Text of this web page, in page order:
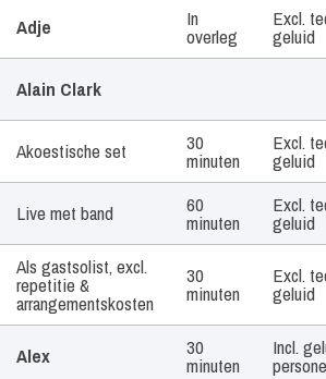
Boekingsvorm
Tijdsduur Geluid
Adje In
overleg
Excl.
geluid
Alain Clark
Akoestische set 30
minuten
Excl.
geluid
Live met band 60
minuten
Excl.
geluid
Als gastsolist, excl.
repetitie &
arrangementskosten
30
minuten
Excl.
geluid
Alex 30
minuten
Incl.